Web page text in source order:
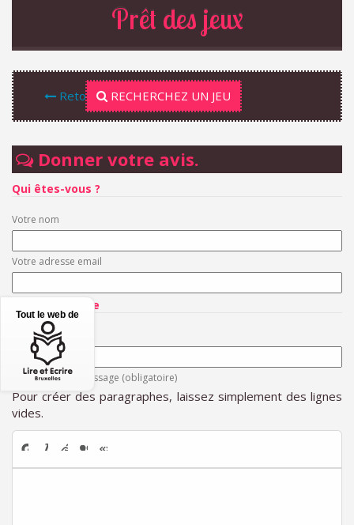
Prêt des jeux
Retour RECHERCHEZ UN JEU
Donner votre avis.
Qui êtes-vous ?
Votre nom
Votre adresse email
Votre message
Titre (obligatoire)
Texte de votre message (obligatoire)
Pour créer des paragraphes, laissez simplement des lignes
vides.
Tout le web de